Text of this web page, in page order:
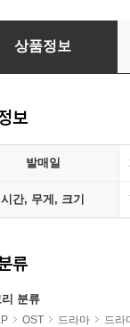
나의 봄 (tvN 월화
상품정보
보
발매일
시간, 무게, 크기
류
분류
OST 드라마 드라